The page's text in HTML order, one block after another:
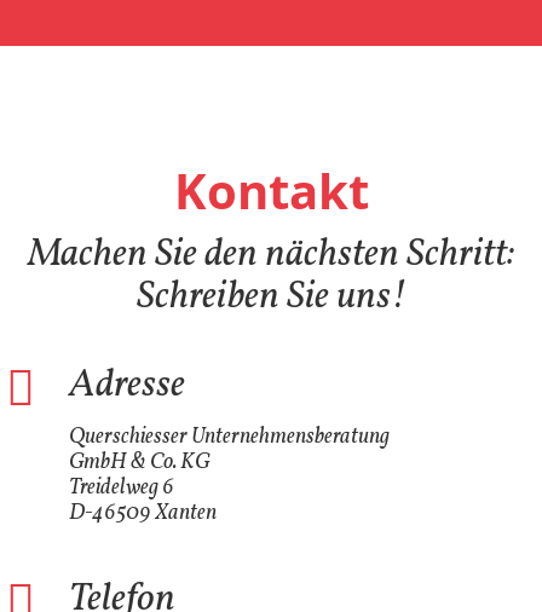
Kontakt
Machen Sie den nächsten Schritt:
Schreiben Sie uns!
Adresse
Querschiesser Unternehmensberatung
GmbH & Co. KG
Treidelweg 6
D-46509 Xanten
Telefon